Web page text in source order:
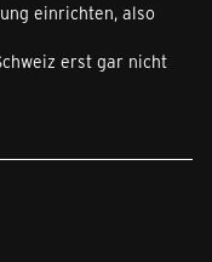
einrichten, also
erst gar nicht